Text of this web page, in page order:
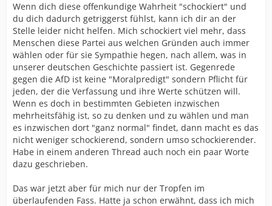
Wenn dich diese offenkundige Wahrheit "schockiert" und
du dich dadurch getriggerst fühlst, kann ich dir an der
Stelle leider nicht helfen. Mich schockiert viel mehr, dass
Menschen diese Partei aus welchen Gründen auch immer
wählen oder für sie Sympathie hegen, nach allem, was in
unserer deutschen Geschichte passiert ist. Gegenrede
gegen die AfD ist keine "Moralpredigt" sondern Pflicht für
jeden, der die Verfassung und ihre Werte schützen will.
Wenn es doch in bestimmten Gebieten inzwischen
mehrheitsfähig ist, so zu denken und zu wählen und man
es inzwischen dort "ganz normal" findet, dann macht es das
nicht weniger schockierend, sondern umso schockierender.
Habe in einem anderen Thread auch noch ein paar Worte
dazu geschrieben.
Das war jetzt aber für mich nur der Tropfen im
überlaufenden Fass. Hatte ja schon erwähnt, dass ich mich